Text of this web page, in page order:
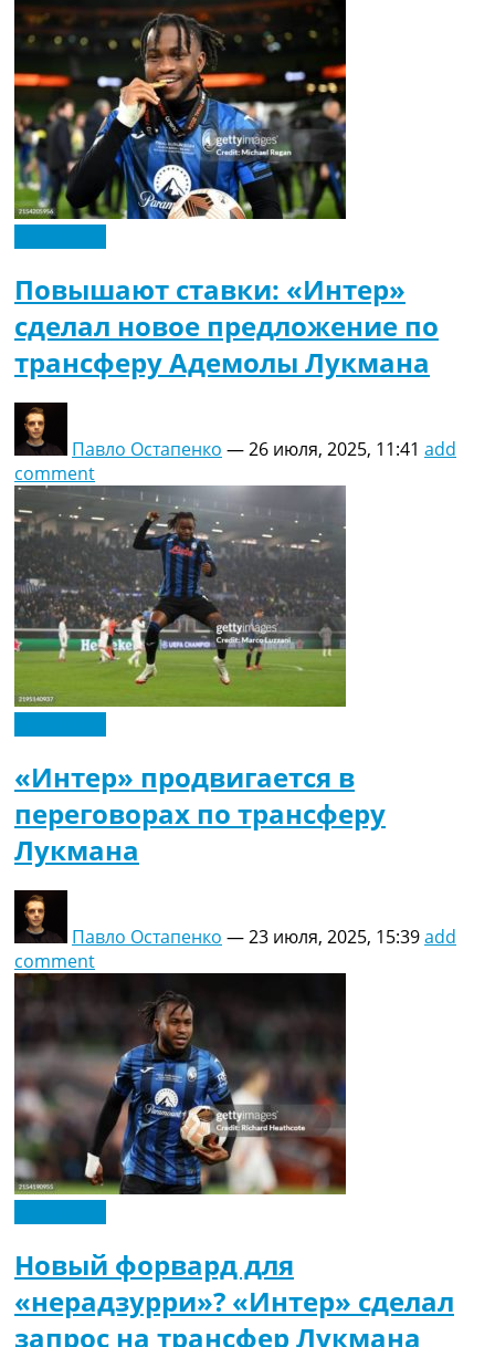
Повышают ставки: «Интер»
сделал новое предложение по
трансферу Адемолы Лукмана
Павло Остапенко —26 июля, 2025, 11:41 add
comment
«Интер» продвигается в
переговорах по трансферу
Лукмана
Павло Остапенко —23 июля, 2025, 15:39add
comment
Новый форвард для
«нерадзурри»? «Интер» сделал
запрос на трансфер Лукмана